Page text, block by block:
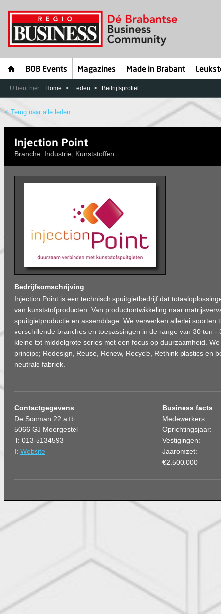
BOB Events Magazines Made in Brabant
U bent hier: Home Leden Bedrijfsprofiel
< Terug naar alle leden
Injection Point
Branche: Industrie, Kunststoffen
Bedrijfsomschrijving
Injection Point is een technisch spuitgietbedrijf dat
van kunststofproducten. Van productontwikkeling naar
spuitgietproductie en assemblage. We verwerken allerlei soorten
verschillende branches en toepassingen in de range van 30 ton -
kleine tot middelgrote series met een focus op duurzaamheid.
principe; Redesign, Reuse, Renew, Recycle, Rethink plastics en
neutrale fabriek.
Contactgegevens
De Sonman 22 a+b
5066 GJ Moergestel
T: 013-5134593
I: Website
Business facts
Medewerkers:
Oprichtingsjaar:
Vestigingen:
Jaaromzet:
€2.500.000